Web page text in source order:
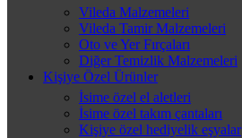
Vileda Malzemeleri
Vileda Tamir Malzemeleri
Oto ve Yer Fırçaları
Diğer Temizlik Malzemeleri
Kişiye Özel Ürünler
İsime özel el aletleri
İsime özel takım çantaları
Kişiye özel hediyelik eşyalar